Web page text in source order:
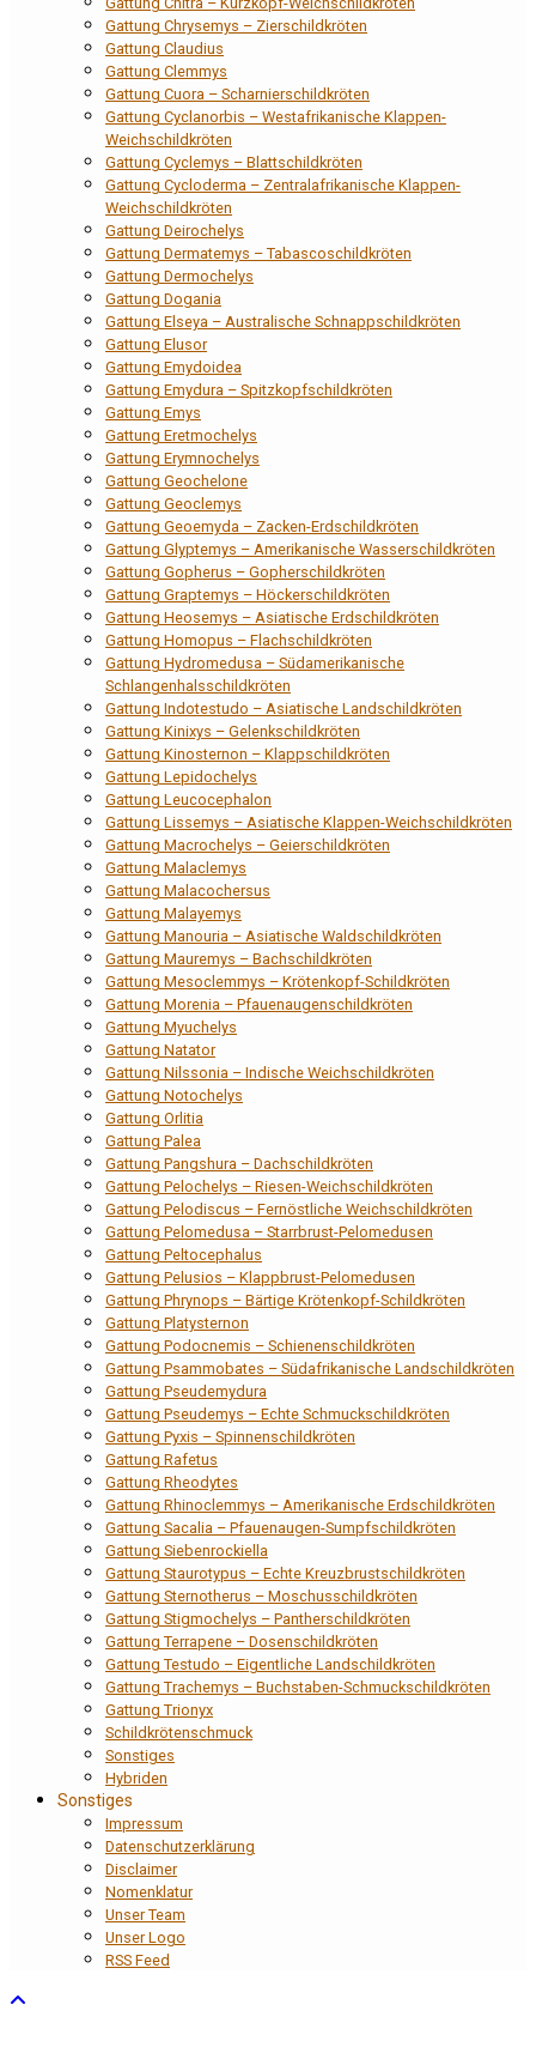
Gattung Chrysemys – Zierschildkröten
Gattung Claudius
Gattung Clemmys
Gattung Cuora – Scharnierschildkröten
Gattung Cyclanorbis – Westafrikanische Klappen-
Weichschildkröten
Gattung Cyclemys – Blattschildkröten
Gattung Cycloderma – Zentralafrikanische Klappen-
Weichschildkröten
Gattung Deirochelys
Gattung Dermatemys – Tabascoschildkröten
Gattung Dermochelys
Gattung Dogania
Gattung Elseya – Australische Schnappschildkröten
Gattung Elusor
Gattung Emydoidea
Gattung Emydura – Spitzkopfschildkröten
Gattung Emys
Gattung Eretmochelys
Gattung Erymnochelys
Gattung Geochelone
Gattung Geoclemys
Gattung Geoemyda – Zacken-Erdschildkröten
Gattung Glyptemys – Amerikanische Wasserschildkröten
Gattung Gopherus – Gopherschildkröten
Gattung Graptemys – Höckerschildkröten
Gattung Heosemys – Asiatische Erdschildkröten
Gattung Homopus – Flachschildkröten
Gattung Hydromedusa – Südamerikanische
Schlangenhalsschildkröten
Gattung Indotestudo – Asiatische Landschildkröten
Gattung Kinixys – Gelenkschildkröten
Gattung Kinosternon – Klappschildkröten
Gattung Lepidochelys
Gattung Leucocephalon
Gattung Lissemys – Asiatische Klappen-Weichschildkröten
Gattung Macrochelys – Geierschildkröten
Gattung Malaclemys
Gattung Malacochersus
Gattung Malayemys
Gattung Manouria – Asiatische Waldschildkröten
Gattung Mauremys – Bachschildkröten
Gattung Mesoclemmys – Krötenkopf-Schildkröten
Gattung Morenia – Pfauenaugenschildkröten
Gattung Myuchelys
Gattung Natator
Gattung Nilssonia – Indische Weichschildkröten
Gattung Notochelys
Gattung Orlitia
Gattung Palea
Gattung Pangshura – Dachschildkröten
Gattung Pelochelys – Riesen-Weichschildkröten
Gattung Pelodiscus – Fernöstliche Weichschildkröten
Gattung Pelomedusa – Starrbrust-Pelomedusen
Gattung Peltocephalus
Gattung Pelusios – Klappbrust-Pelomedusen
Gattung Phrynops – Bärtige Krötenkopf-Schildkröten
Gattung Platysternon
Gattung Podocnemis – Schienenschildkröten
Gattung Psammobates – Südafrikanische Landschildkröten
Gattung Pseudemydura
Gattung Pseudemys – Echte Schmuckschildkröten
Gattung Pyxis – Spinnenschildkröten
Gattung Rafetus
Gattung Rheodytes
Gattung Rhinoclemmys – Amerikanische Erdschildkröten
Gattung Sacalia – Pfauenaugen-Sumpfschildkröten
Gattung Siebenrockiella
Gattung Staurotypus – Echte Kreuzbrustschildkröten
Gattung Sternotherus – Moschusschildkröten
Gattung Stigmochelys – Pantherschildkröten
Gattung Terrapene – Dosenschildkröten
Gattung Testudo – Eigentliche Landschildkröten
Gattung Trachemys – Buchstaben-Schmuckschildkröten
Gattung Trionyx
Schildkrötenschmuck
Sonstiges
Hybriden
Sonstiges
Impressum
Datenschutzerklärung
Disclaimer
Nomenklatur
Unser Team
Unser Logo
RSS Feed